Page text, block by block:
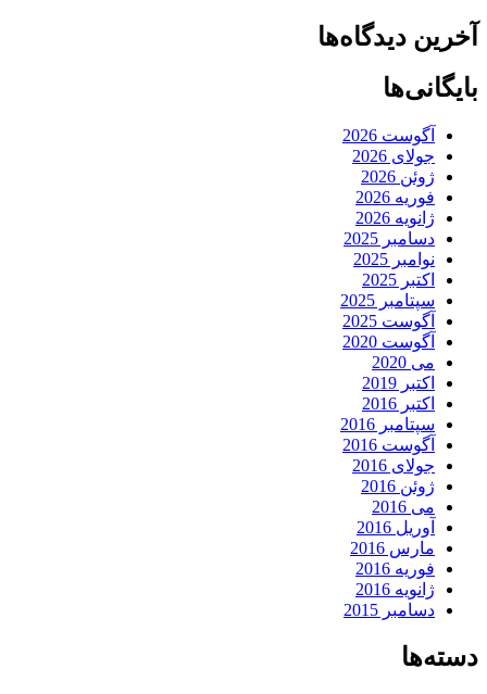
آخرین دیدگاه‌ها
بایگانی‌ها
آگوست 2026
جولای 2026
ژوئن 2026
فوریه 2026
ژانویه 2026
دسامبر 2025
نوامبر 2025
اکتبر 2025
سپتامبر 2025
آگوست 2025
آگوست 2020
می 2020
اکتبر 2019
اکتبر 2016
سپتامبر 2016
آگوست 2016
جولای 2016
ژوئن 2016
می 2016
آوریل 2016
مارس 2016
فوریه 2016
ژانویه 2016
دسامبر 2015
دسته‌ها